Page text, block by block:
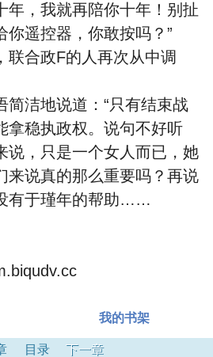
年，我就再陪你十年！别扯
你遥控器，你敢按吗？”
联合政F的人再次从中调
简洁地说道：“只有结束战
拿稳执政权。说句不好听
说，只是一个女人而已，她
来说真的那么重要吗？再说
有于瑾年的帮助……
我的书架
目录 下一章